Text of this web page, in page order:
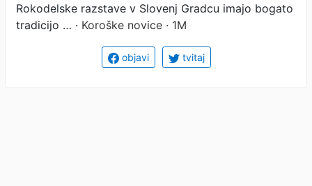
Rokodelske razstave v Slovenj Gradcu imajo bogato
tradicijo … · Koroške novice · 1M
objavi tvitaj